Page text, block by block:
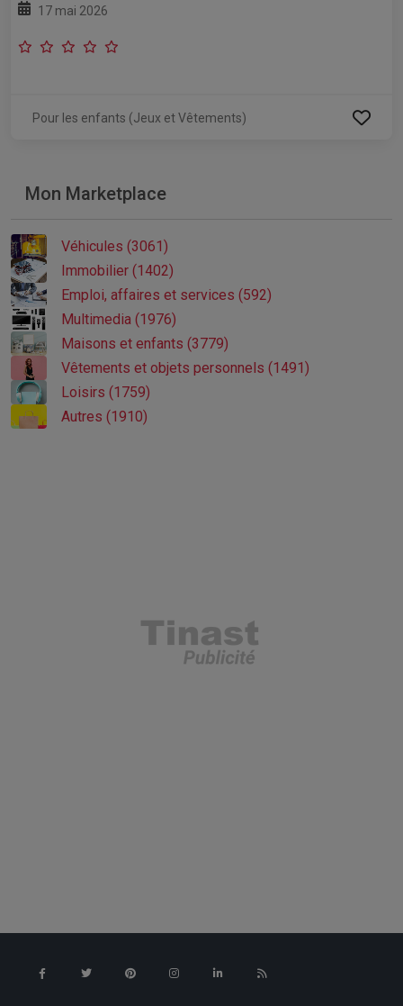
17 mai 2026
Pour les enfants (Jeux et Vêtements)
Mon Marketplace
Véhicules (3061)
Immobilier (1402)
Emploi, affaires et services (592)
Multimedia (1976)
Maisons et enfants (3779)
Vêtements et objets personnels (1491)
Loisirs (1759)
Autres (1910)